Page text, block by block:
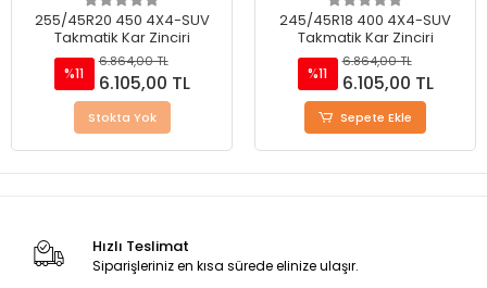
255/45R20 450 4X4-SUV
Takmatik Kar Zinciri
%11
6.864,00 TL
6.105,00 TL
Stokta Yok
245/45R18 400 4X4-SUV
Takmatik Kar Zinciri
%11
6.864,00 TL
6.105,00 TL
Sepete Ekle
Hızlı Teslimat
Siparişleriniz en kısa sürede elinize ulaşır.